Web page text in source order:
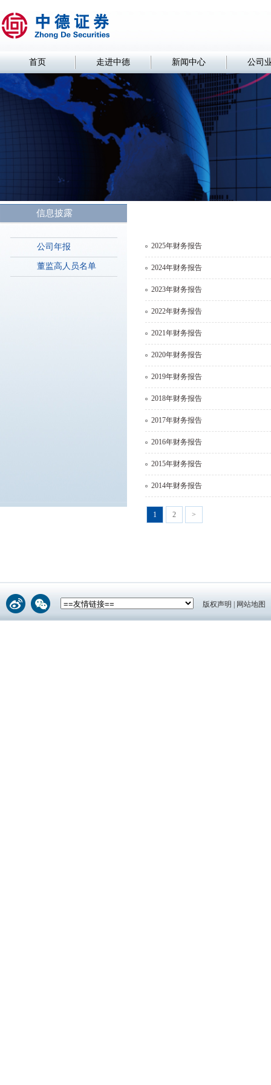
首页 走进中德 新闻中心 公司
信息披露
公司年报
董监高人员名单
2025年财务报告
2024年财务报告
2023年财务报告
2022年财务报告
2021年财务报告
2020年财务报告
2019年财务报告
2018年财务报告
2017年财务报告
2016年财务报告
2015年财务报告
2014年财务报告
1 2 >
版权声明 网站地图